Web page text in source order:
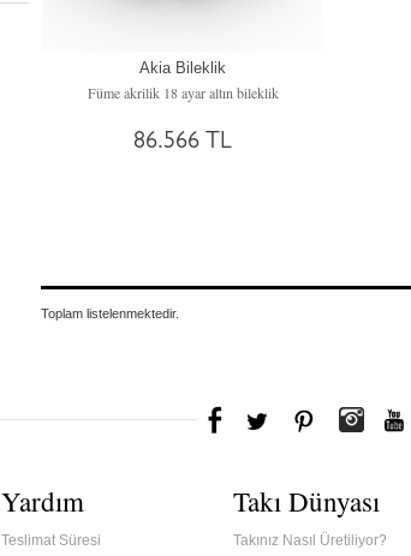
Akia Bileklik
Füme akrilik 18 ayar altın bileklik
86.566 TL
Toplam listelenmektedir.
Yardım
Teslimat Süresi
Takı Dünyası
Takınız Nasıl Üretiliyor?